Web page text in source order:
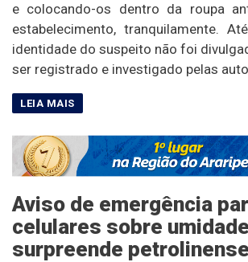
e colocando-os dentro da roupa
estabelecimento, tranquilamente.
identidade do suspeito não foi
ser registrado e investigado pelas
Aviso de emergência
celulares sobre
surpreende